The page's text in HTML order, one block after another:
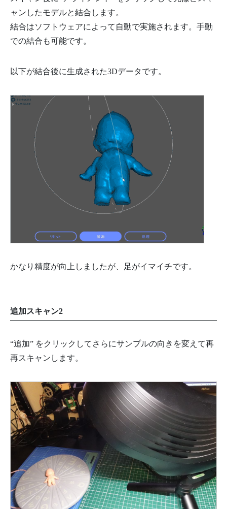
ャンしたモデルと結合します。
結合はソフトウェアによって自動で実施されます。手動
での結合も可能です。
以下が結合後に生成された3Dデータです。
かなり精度が向上しましたが、足がイマイチです。
追加スキャン2
“追加” をクリックしてさらにサンプルの向きを変えて再
再スキャンします。